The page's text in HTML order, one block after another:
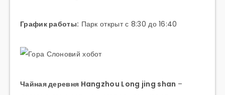
График работы: Парк открыт с 8:30 до 16:40
Чайная деревня Hangzhou Long jing shan –